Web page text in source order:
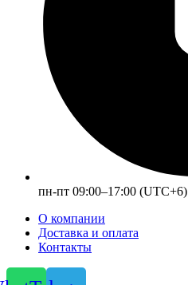
пн-пт 09:00–17:00 (UTC+6)
О компании
Доставка и оплата
Контакты